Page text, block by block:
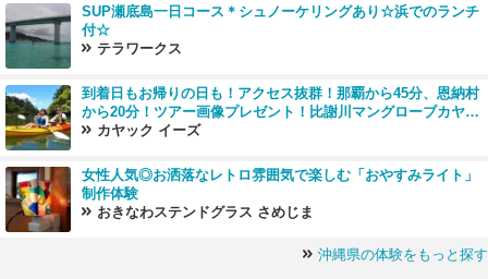
SUP瀬底島一日コース＊シュノーケリングあり☆浜でのランチ
付☆
テラワークス
到着日もお帰りの日も！アクセス抜群！那覇から45分、恩納村
から20分！ツアー画像プレゼント！比謝川マングローブカヤッ
ク カヤック イーズ
女性人気◎お洒落なレトロ雰囲気で楽しむ「おやすみライト」
制作体験
おきなわステンドグラス さめじま
沖縄県の体験をもっと探す